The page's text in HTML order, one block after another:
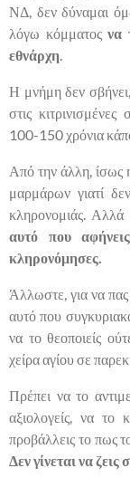
ΝΔ, δεν δύναμαι
λόγω κόμματοςνα
εθνάρχη.
Η μνήμη δεν
στις
100-150 χρόνια
Από την άλλη, ίσως
μαρμάρων γιατί
κληρονομιάς. Αλλά
αυτό που
κληρονόμησες.
Άλλωστε, για να
αυτό που
να το θεοποιείς
χείρα αγίου σε
Πρέπει να το
αξιολογείς, να το
προβάλλεις το πως
Δεν γίνεται να